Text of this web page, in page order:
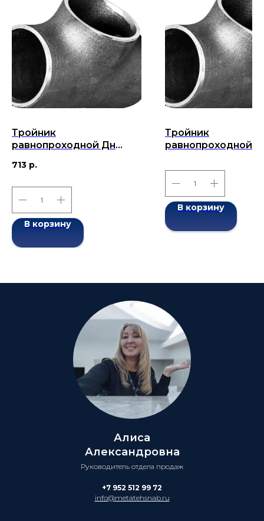
Тройник
равнопроходной Дн
бесшовный ГОСТ 17376-
713 р.
В корзину
Тройник
равнопроходной
ГОСТ 17376-2001
В корзину
Алиса
Александровна
Руководитель отдела продаж
+7 952 512 99 72
info@metatehsnab.ru